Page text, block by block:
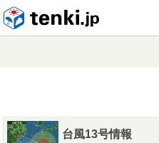
台風13号情報